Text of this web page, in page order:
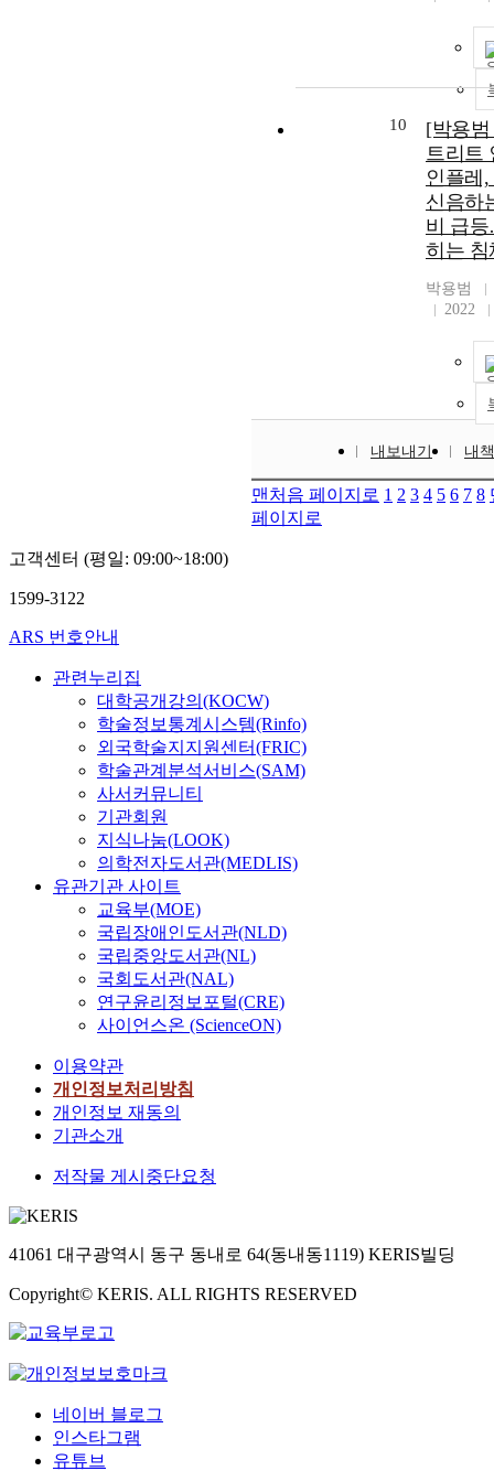
10
[박용
트리트
인플레,
신음하
비 급
히는 침
박용범
2022
내보내기 내
맨처음 페이지로 1 2 3 4 5 6 7 8
페이지로
고객센터 (평일: 09:00~18:00)
1599-3122
ARS 번호안내
관련누리집
대학공개강의(KOCW)
학술정보통계시스템(Rinfo)
외국학술지지원센터(FRIC)
학술관계분석서비스(SAM)
사서커뮤니티
기관회원
지식나눔(LOOK)
의학전자도서관(MEDLIS)
유관기관 사이트
교육부(MOE)
국립장애인도서관(NLD)
국립중앙도서관(NL)
국회도서관(NAL)
연구윤리정보포털(CRE)
사이언스온 (ScienceON)
이용약관
개인정보처리방침
개인정보 재동의
기관소개
저작물 게시중단요청
41061 대구광역시 동구 동내로 64(동내동1119) KERIS빌딩
Copyright© KERIS. ALL RIGHTS RESERVED
네이버 블로그
인스타그램
유튜브